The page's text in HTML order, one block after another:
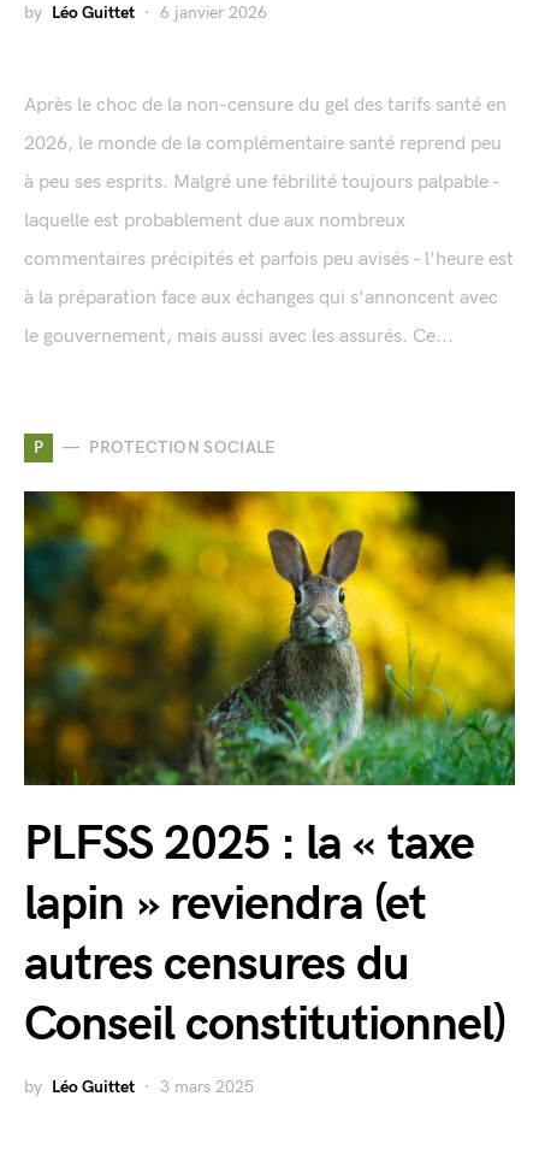
by Léo Guittet 6 janvier 2026
Après le choc de la non-censure du gel des tarifs santé en
2026, le monde de la complémentaire santé reprend peu
à peu ses esprits. Malgré une fébrilité toujours palpable -
laquelle est probablement due aux nombreux
commentaires précipités et parfois peu avisés - l'heure est
à la préparation face aux échanges qui s'annoncent avec
le gouvernement, mais aussi avec les assurés. Ce...
P PROTECTION SOCIALE
PLFSS 2025 : la « taxe
lapin » reviendra (et
autres censures du
Conseil constitutionnel)
by Léo Guittet 3 mars 2025